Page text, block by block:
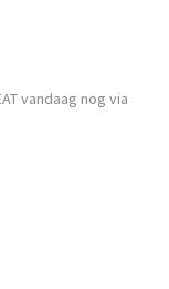
vandaag nog via